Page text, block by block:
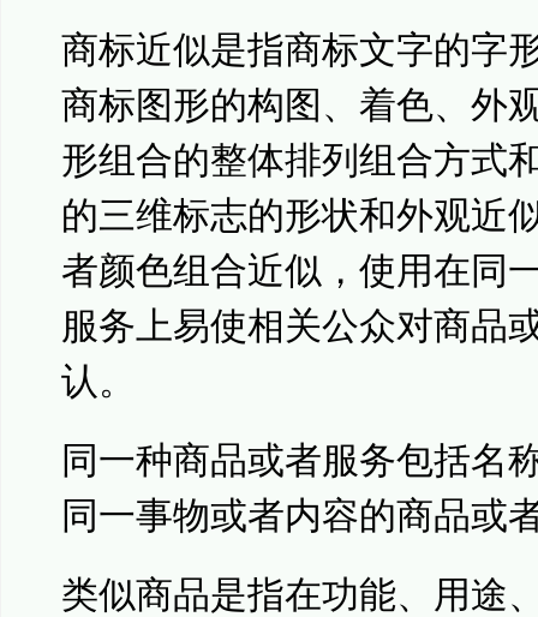
商标近似是指商标文字的字
商标图形的构图、着色、外
形组合的整体排列组合方式
的三维标志的形状和外观近
者颜色组合近似，使用在同
服务上易使相关公众对商品
认。
同一种商品或者服务包括名
同一事物或者内容的商品或
类似商品是指在功能、用途